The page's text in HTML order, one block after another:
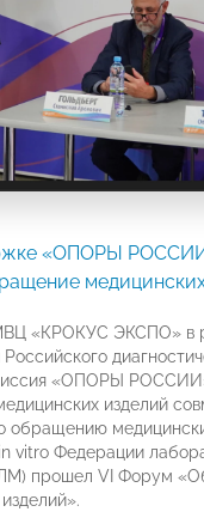
«ОПОРЫ
«КРОКУС ЭКСПО» в
«ОПОРЫ
изделий
обращению
vitro Федерации
прошел VI Форум